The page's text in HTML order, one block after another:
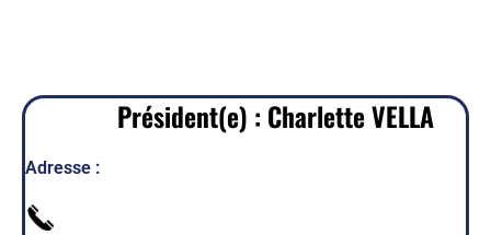
Président(e) : Charlette VELLA
Adresse :